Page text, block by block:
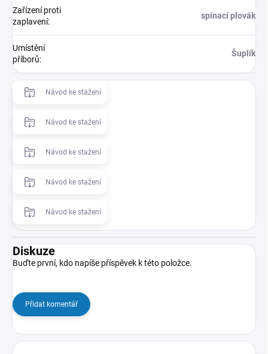
Zařízení proti
zaplavení:
spínací plovák
Umístění
příborů:
Šuplík
Návod ke stažení
Návod ke stažení
Návod ke stažení
Návod ke stažení
Návod ke stažení
Diskuze
Buďte první, kdo napíše příspěvek k této položce.
Přidat komentář